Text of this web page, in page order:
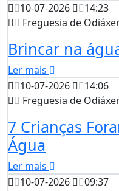
10-07-2026
14:23
Freguesia de
Brincar na
Ler mais
10-07-2026
14:06
Freguesia de
7 Crianças
Água
Ler mais
10-07-2026
09:37